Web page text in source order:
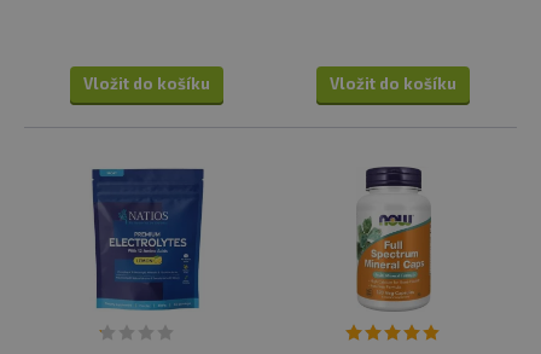
Vložit do košíku Vložit do košíku